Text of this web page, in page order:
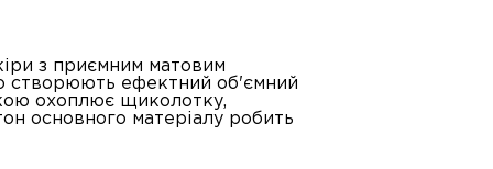
з приємним матовим
створюють ефектний об'ємний
охоплює щиколотку,
основного матеріалу робить